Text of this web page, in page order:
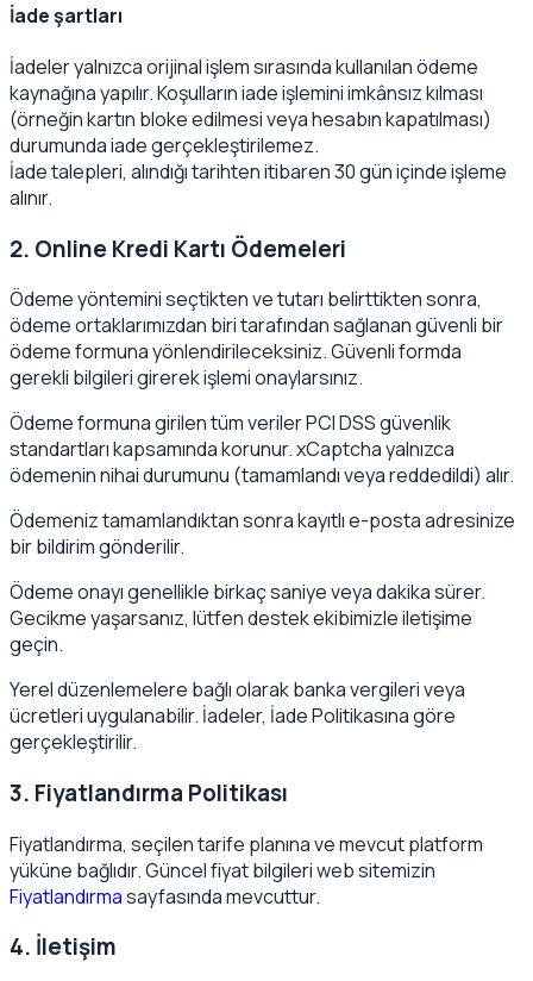
İade şartları
İadeler yalnızca orijinal işlem sırasında kullanılan ödeme
kaynağına yapılır. Koşulların iade işlemini imkânsız kılması
(örneğin kartın bloke edilmesi veya hesabın kapatılması)
durumunda iade gerçekleştirilemez.
İade talepleri, alındığı tarihten itibaren 30 gün içinde işleme
alınır.
2. Online Kredi Kartı Ödemeleri
Ödeme yöntemini seçtikten ve tutarı belirttikten sonra,
ödeme ortaklarımızdan biri tarafından sağlanan güvenli bir
ödeme formuna yönlendirileceksiniz. Güvenli formda
gerekli bilgileri girerek işlemi onaylarsınız.
Ödeme formuna girilen tüm veriler PCI DSS güvenlik
standartları kapsamında korunur. xCaptcha yalnızca
ödemenin nihai durumunu (tamamlandı veya reddedildi) alır.
Ödemeniz tamamlandıktan sonra kayıtlı e-posta adresinize
bir bildirim gönderilir.
Ödeme onayı genellikle birkaç saniye veya dakika sürer.
Gecikme yaşarsanız, lütfen destek ekibimizle iletişime
geçin.
Yerel düzenlemelere bağlı olarak banka vergileri veya
ücretleri uygulanabilir. İadeler, İade Politikasına göre
gerçekleştirilir.
3. Fiyatlandırma Politikası
Fiyatlandırma, seçilen tarife planına ve mevcut platform
yüküne bağlıdır. Güncel fiyat bilgileri web sitemizin
Fiyatlandırmasayfasında mevcuttur.
4. İletişim